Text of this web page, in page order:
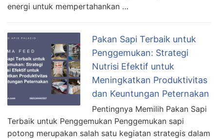
energi untuk mempertahankan …
Pakan Sapi Terbaik untuk
Penggemukan: Strategi
Nutrisi Efektif untuk
Meningkatkan Produktivitas
dan Keuntungan Peternakan
Pentingnya Memilih Pakan Sapi
Terbaik untuk Penggemukan Penggemukan sapi
potong merupakan salah satu kegiatan strategis dalam